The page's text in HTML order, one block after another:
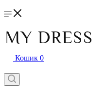
Кошик 0